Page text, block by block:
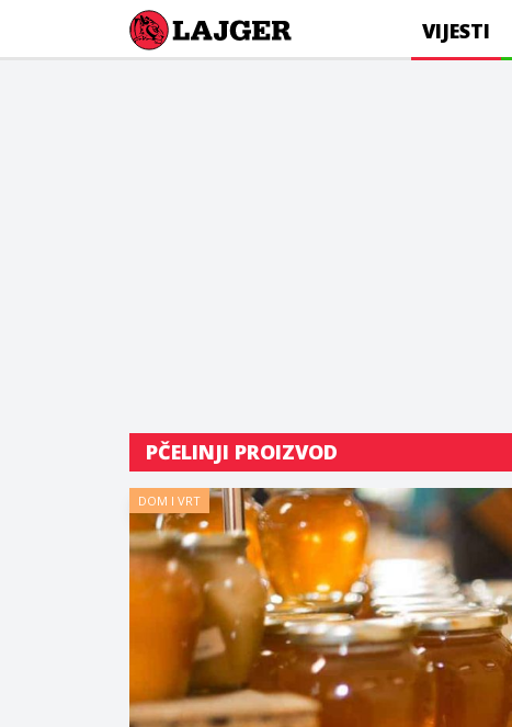
Lajger VIJESTI
PČELINJI PROIZVOD
DOM I VRT